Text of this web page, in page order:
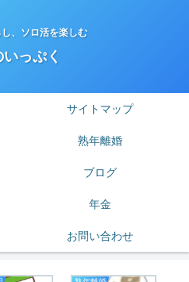
、ソロ活を楽しむ
っぷく
サイトマップ
熟年離婚
ブログ
年金
お問い合わせ